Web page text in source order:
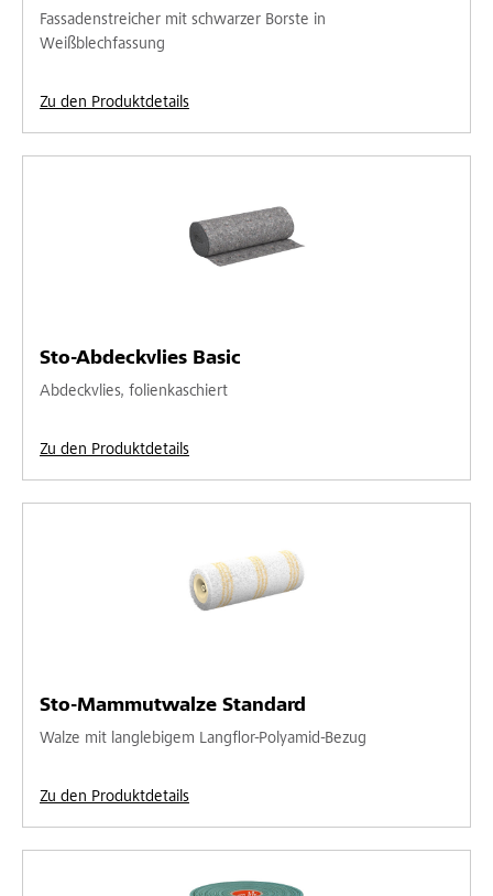
Fassadenstreicher mit schwarzer Borste in
Weißblechfassung
Zu den Produktdetails
Sto-Abdeckvlies Basic
Abdeckvlies, folienkaschiert
Zu den Produktdetails
Sto-Mammutwalze Standard
Walze mit langlebigem Langflor-Polyamid-Bezug
Zu den Produktdetails